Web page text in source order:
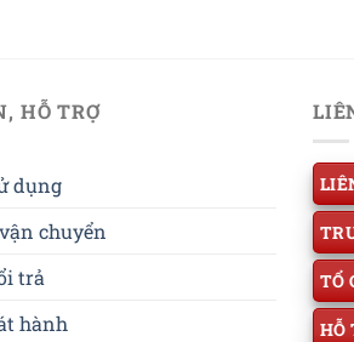
HỖ TRỢ
dụng
chuyển
trả
hành
TỔ
HỖ